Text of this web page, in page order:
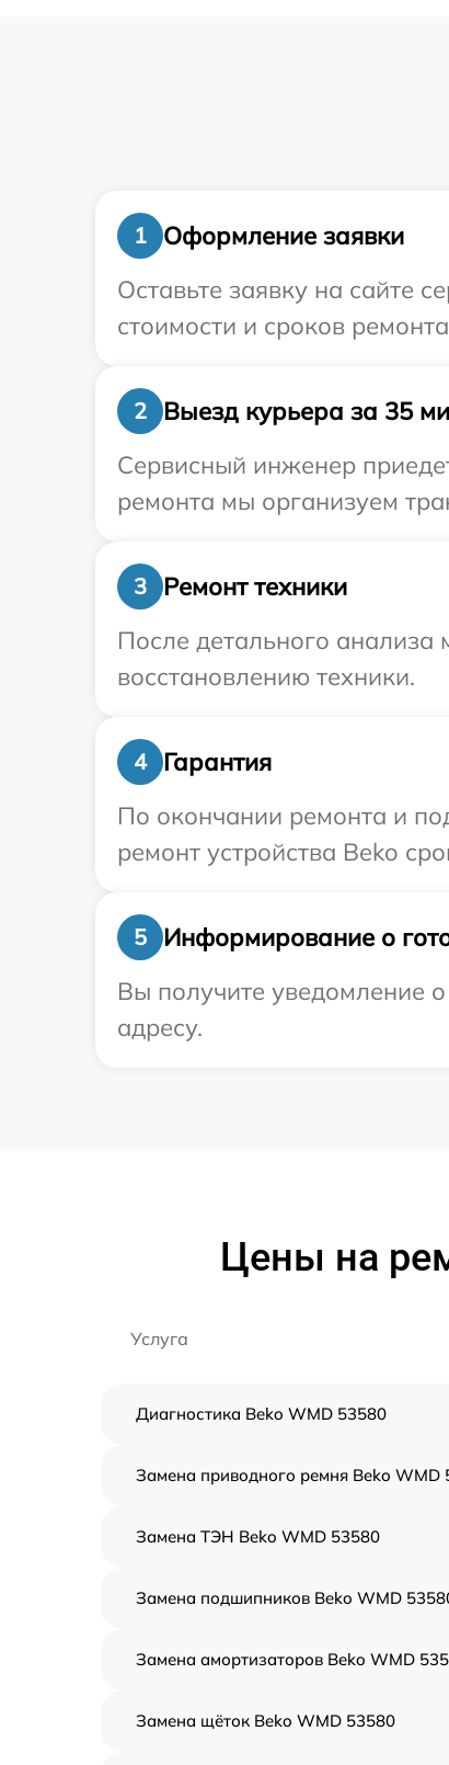
1
Оформление заявки
Оставьте заявку на сайте
стоимости и сроков
2
Выезд курьера за 35
Сервисный инженер
ремонта мы организуем
3
Ремонт техники
После детального анализа
восстановлению техники.
4
Гарантия
По окончании ремонта и
ремонт устройства Beko
5
Информирование о
Вы получите уведомление
адресу.
Цены на
Услуга
Диагностика Beko WMD 53580
Замена приводного ремня Beko WMD
Замена ТЭН Beko WMD 53580
Замена подшипников Beko WMD
Замена амортизаторов Beko WMD
Замена щёток Beko WMD 53580